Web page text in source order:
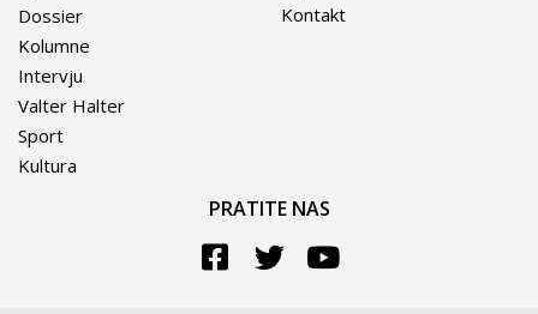
Dossier
Kolumne
Intervju
Valter Halter
Sport
Kultura
Kontakt
PRATITE NAS